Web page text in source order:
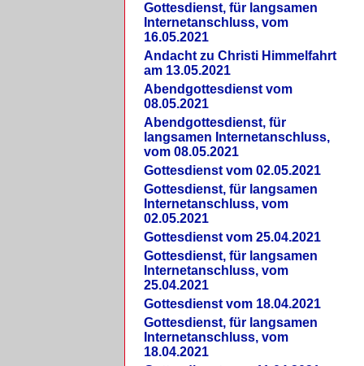
Gottesdienst, für langsamen
Internetanschluss, vom
16.05.2021
Andacht zu Christi Himmelfahrt
am 13.05.2021
Abendgottesdienst vom
08.05.2021
Abendgottesdienst, für
langsamen Internetanschluss,
vom 08.05.2021
Gottesdienst vom 02.05.2021
Gottesdienst, für langsamen
Internetanschluss, vom
02.05.2021
Gottesdienst vom 25.04.2021
Gottesdienst, für langsamen
Internetanschluss, vom
25.04.2021
Gottesdienst vom 18.04.2021
Gottesdienst, für langsamen
Internetanschluss, vom
18.04.2021